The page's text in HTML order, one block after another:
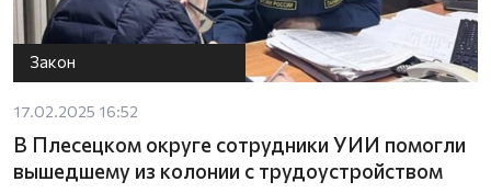
Закон
17.02.2025 16:52
В Плесецком округе сотрудники УИИ помогли
вышедшему из колонии с трудоустройством